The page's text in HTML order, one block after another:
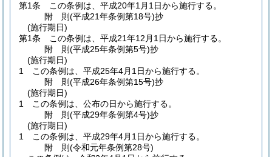
第1条
この条例は、平成20年1月1日から施行する。
附 則(平成21年条例第18号)抄
(施行期日)
第1条
この条例は、平成21年12月1日から施行する。
附 則(平成25年条例第5号)抄
(施行期日)
1
この条例は、平成25年4月1日から施行する。
附 則(平成26年条例第15号)抄
(施行期日)
1
この条例は、公布の日から施行する。
附 則(平成29年条例第4号)抄
(施行期日)
1
この条例は、平成29年4月1日から施行する。
附 則(令和元年条例第28号)